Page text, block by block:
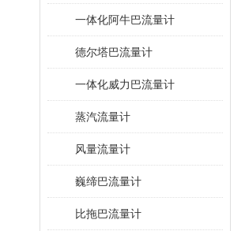
一体化阿牛巴流量计
德尔塔巴流量计
一体化威力巴流量计
蒸汽流量计
风量流量计
巍缔巴流量计
比拖巴流量计